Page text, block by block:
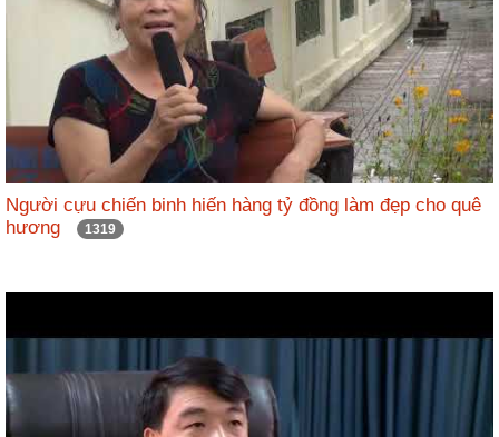
Người cựu chiến binh hiến hàng tỷ đồng làm đẹp cho quê
hương
1319